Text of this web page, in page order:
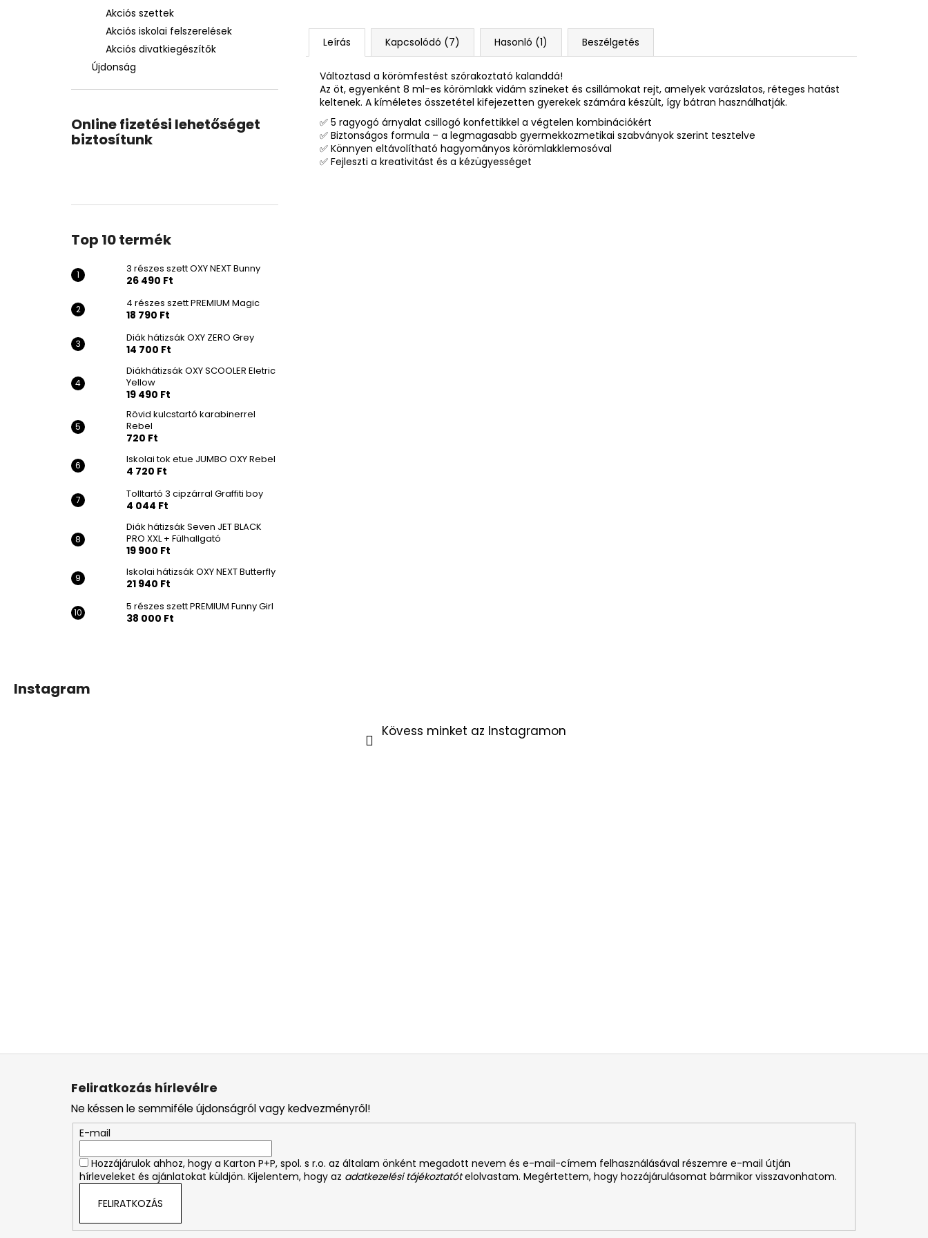
Akciós szettek
Akciós iskolai felszerelések
Akciós divatkiegészítők
Újdonság
Online fizetési lehetőséget
biztosítunk
Top 10 termék
3 részes szett OXY NEXT Bunny
26 490 Ft
4 részes szett PREMIUM Magic
18 790 Ft
Diák hátizsák OXY ZERO Grey
14 700 Ft
Diákhátizsák OXY SCOOLER Eletric
Yellow
19 490 Ft
Rövid kulcstartó karabinerrel
Rebel
720 Ft
Iskolai tok etue JUMBO OXY Rebel
4 720 Ft
Tolltartó 3 cipzárral Graffiti boy
4 044 Ft
Diák hátizsák Seven JET BLACK
PRO XXL + Fülhallgató
19 900 Ft
Iskolai hátizsák OXY NEXT Butterfly
21 940 Ft
5 részes szett PREMIUM Funny Girl
38 000 Ft
Leírás Kapcsolódó (7) Hasonló (1) Beszélgetés
Változtasd a körömfestést szórakoztató kalanddá!
Az öt, egyenként 8 ml-es körömlakk vidám színeket és csillámokat rejt, amelyek varázslatos, réteges hatást
keltenek. A kíméletes összetétel kifejezetten gyerekek számára készült, így bátran használhatják.
✅ 5 ragyogó árnyalat csillogó konfettikkel a végtelen kombinációkért
✅ Biztonságos formula – a legmagasabb gyermekkozmetikai szabványok szerint tesztelve
✅ Könnyen eltávolítható hagyományos körömlakklemosóval
✅ Fejleszti a kreativitást és a kézügyességet
Instagram
Kövess minket az Instagramon
L
Feliratkozás hírlevélre
Ne késsen le semmiféle újdonságról vagy kedvezményről!
E-mail
Hozzájárulok ahhoz, hogy a Karton P+P, spol. s r.o. az általam önként megadott nevem és e-mail-címem felhasználásával részemre e-mail útján
hírleveleket és ajánlatokat küldjön. Kijelentem, hogy az adatkezelési tájékoztatótelolvastam. Megértettem, hogy hozzájárulásomat bármikor visszavonhatom.
FELIRATKOZÁS